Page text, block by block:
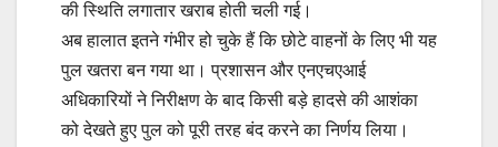
की स्थिति लगातार खराब होती चली गई।
अब हालात इतने गंभीर हो चुके हैं कि छोटे वाहनों के लिए भी यह
पुल खतरा बन गया था। प्रशासन और एनएचएआई
अधिकारियों ने निरीक्षण के बाद किसी बड़े हादसे की आशंका
को देखते हुए पुल को पूरी तरह बंद करने का निर्णय लिया।